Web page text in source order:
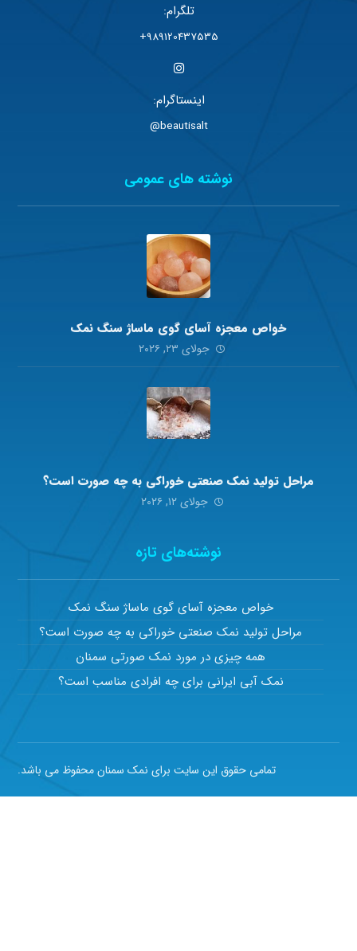
تلگرام:
989120437535+
اینستاگرام:
beautisalt@
نوشته های عمومی
خواص معجزه آسای گوی ماساژ سنگ نمک
جولای ۲۳, ۲۰۲۶
مراحل تولید نمک صنعتی خوراکی به چه صورت است؟
جولای ۱۲, ۲۰۲۶
نوشته‌های تازه
خواص معجزه آسای گوی ماساژ سنگ نمک
مراحل تولید نمک صنعتی خوراکی به چه صورت است؟
همه چیزی در مورد نمک صورتی سمنان
نمک آبی ایرانی برای چه افرادی مناسب است؟
تمامی حقوق این سایت برای نمک سمنان محفوظ می باشد.